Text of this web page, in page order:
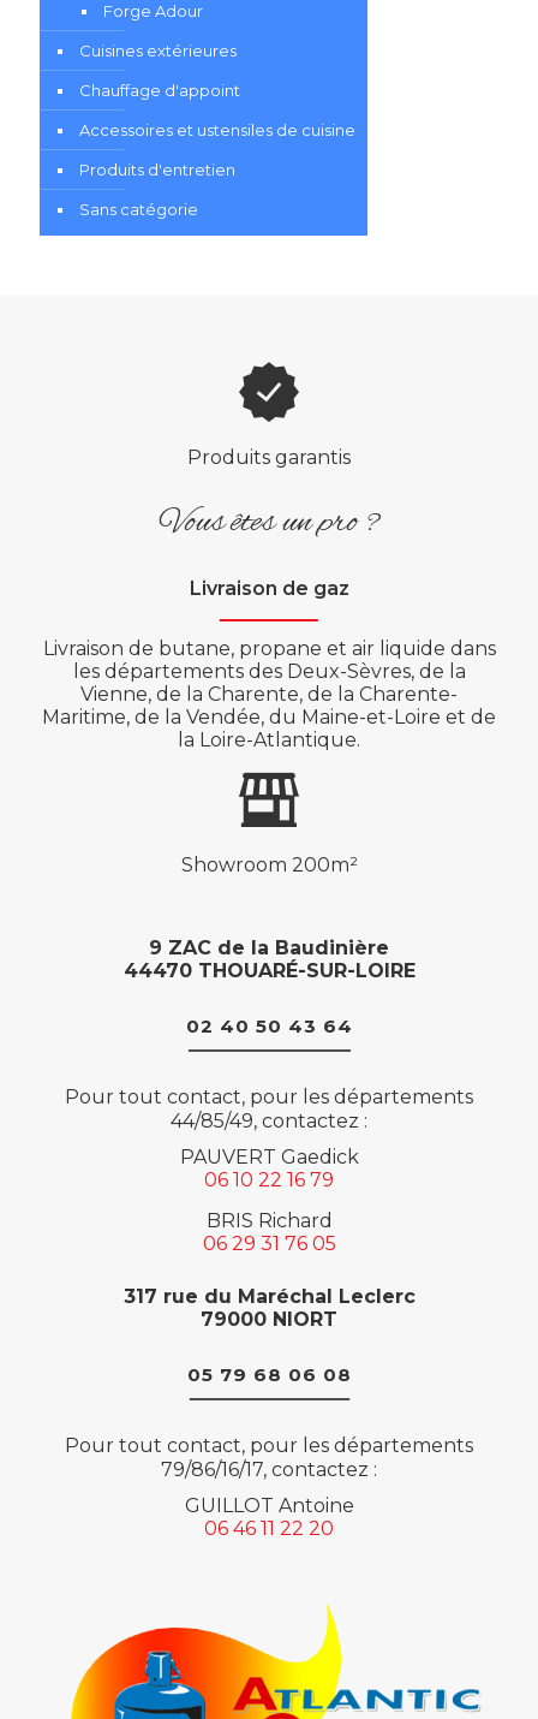
Forge Adour
Cuisines extérieures
Chauffage d'appoint
Accessoires et ustensiles de cuisine
Produits d'entretien
Sans catégorie
Produits garantis
Vous êtes un pro ?
Livraison de gaz
Livraison de butane, propane et air liquide dans
les départements des Deux-Sèvres, de la
Vienne, de la Charente, de la Charente-
Maritime, de la Vendée, du Maine-et-Loire et de
la Loire-Atlantique.
Showroom 200m²
9 ZAC de la Baudinière
44470 THOUARÉ-SUR-LOIRE
02 40 50 43 64
Pour tout contact, pour les départements
44/85/49, contactez :
PAUVERT Gaedick
06 10 22 16 79
BRIS Richard
06 29 31 76 05
317 rue du Maréchal Leclerc
79000 NIORT
05 79 68 06 08
Pour tout contact, pour les départements
79/86/16/17, contactez :
GUILLOT Antoine
06 46 11 22 20